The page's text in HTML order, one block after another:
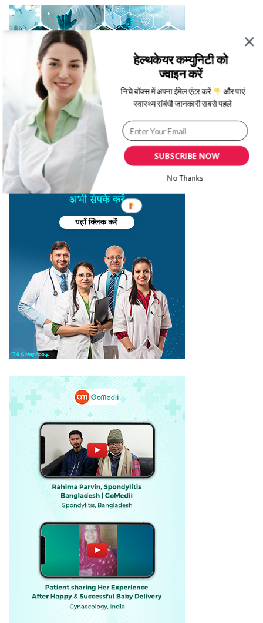
SUBSCRIBE NOW
हेल्थकेयर कम्युनिटी को
ज्वाइन करें
निचे बॉक्स में अपना ईमेल एंटर करें
और पाएं
स्वास्थ्य संबंधी जानकारी सबसे पहले
No Thanks